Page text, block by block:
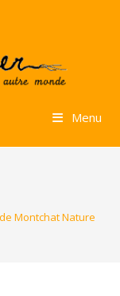
Menu
Montchat Nature